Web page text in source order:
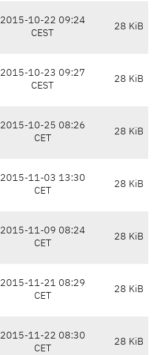
2015-10-22 09:24
CEST
28 KiB
2015-10-23 09:27
CEST
28 KiB
2015-10-25 08:26
CET
28 KiB
2015-11-03 13:30
CET
28 KiB
2015-11-09 08:24
CET
28 KiB
2015-11-21 08:29
CET
28 KiB
2015-11-22 08:30
CET
28 KiB